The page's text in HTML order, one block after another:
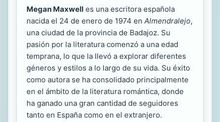
Megan Maxwell es una escritora española
nacida el 24 de enero de 1974 en Almendralejo,
una ciudad de la provincia de Badajoz. Su
pasión por la literatura comenzó a una edad
temprana, lo que la llevó a explorar diferentes
géneros y estilos a lo largo de su vida. Su éxito
como autora se ha consolidado principalmente
en el ámbito de la literatura romántica, donde
ha ganado una gran cantidad de seguidores
tanto en España como en el extranjero.